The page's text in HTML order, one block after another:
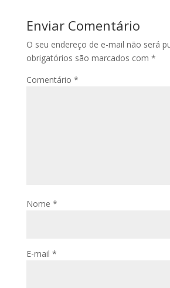
Enviar Comentário
O seu endereço de e-mail não será
obrigatórios são marcados com *
Comentário *
Nome *
E-mail *